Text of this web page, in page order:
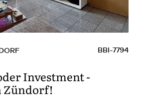
BBI-7794
Investment -
Zündorf!